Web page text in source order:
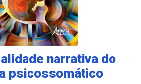
narrativa do
psicossomático